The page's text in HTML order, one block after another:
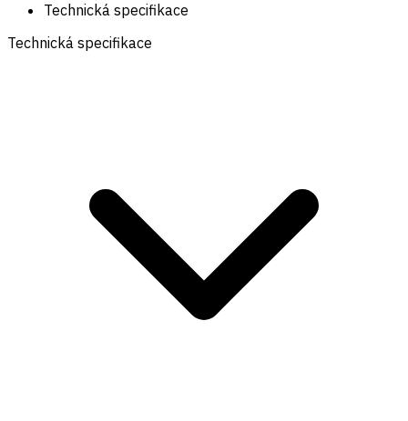
Technická specifikace
Technická specifikace